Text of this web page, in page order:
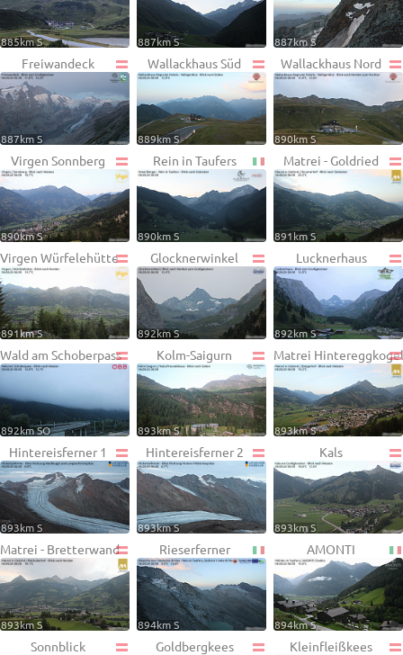
885km S 887km S 887km S
Freiwandeck
887km S
Wallackhaus Süd
889km S
Wallackhaus Nord
890km S
Virgen Sonnberg
890km S
Rein in Taufers
890km S
Matrei - Goldried
891km S
Virgen Würfelehütte
891km S
Glocknerwinkel
892km S
Lucknerhaus
892km S
Wald am Schoberpass
892km SO
Kolm-Saigurn
893km S
Matrei Hintereggkogel
893km S
Hintereisferner 1
893km S
Hintereisferner 2
893km S
Kals
893km S
Matrei - Bretterwand
893km S
Rieserferner
894km S
AMONTI
894km S
Sonnblick Goldbergkees Kleinfleißkees